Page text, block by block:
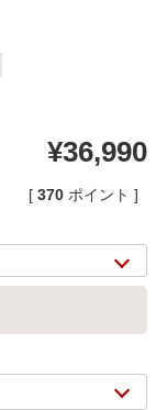
¥36,990
[ 370 ポイント ]